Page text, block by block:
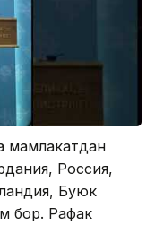
мамлакатдан
Россия,
Буюк
бор. Рафак